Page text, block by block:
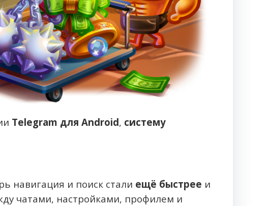
Telegram для Android, систему
навигация и поиск стали ещё быстрее и
чатами, настройками, профилем и